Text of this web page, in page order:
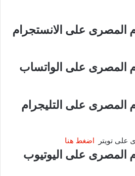
المصرى على الانستجرام
المصرى على الواتساب
المصرى على التليجرام
على تويتر اضغط هنا
المصرى على اليوتيوب